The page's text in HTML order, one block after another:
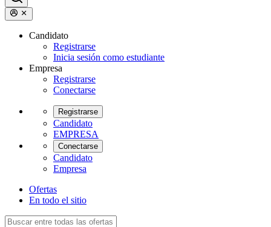
Candidato
Registrarse
Inicia sesión como estudiante
Empresa
Registrarse
Conectarse
Registrarse
Candidato
EMPRESA
Conectarse
Candidato
Empresa
Ofertas
En todo el sitio